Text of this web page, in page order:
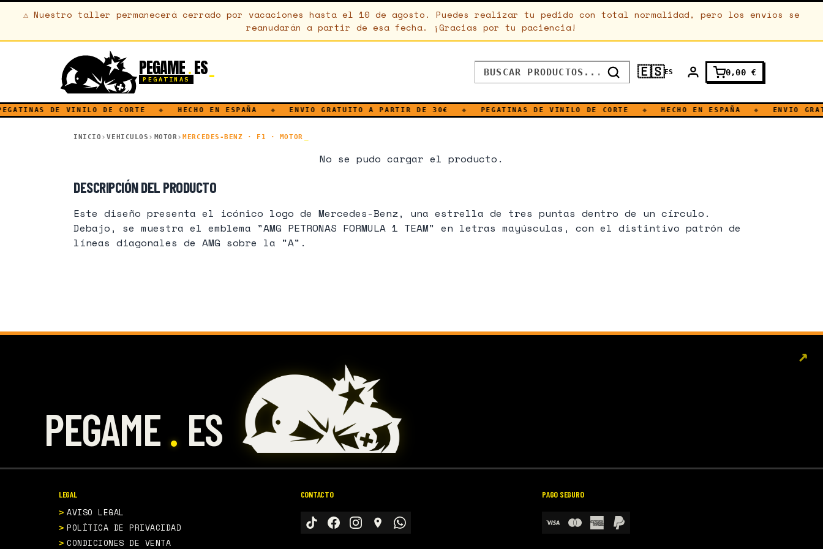
⚠ Nuestro taller permanecerá cerrado por vacaciones hasta el 10 de agosto. Puedes realizar tu pedido con total normalidad, pero los envíos se
reanudarán a partir de esa fecha. ¡Gracias por tu paciencia!
PEGAME.ES
PEGATINAS 🇪🇸ES 0,00 €
DE VINILO DE CORTE HECHO EN ESPAÑA ENVIO GRATUITO A PARTIR DE 30€ PEGATINAS DE VINILO DE CORTE HECHO EN ESPAÑA ENVIO
INICIO VEHICULOS MOTOR MERCEDES-BENZ · F1 · MOTOR
No se pudo cargar el producto.
DESCRIPCIÓN DEL PRODUCTO
Este diseño presenta el icónico logo de Mercedes-Benz, una estrella de tres puntas dentro de un círculo.
Debajo, se muestra el emblema "AMG PETRONAS FORMULA 1 TEAM" en letras mayúsculas, con el distintivo patrón de
líneas diagonales de AMG sobre la "A".
PEGAME. ES
↗
LEGAL
AVISO LEGAL
POLÍTICA DE PRIVACIDAD
CONDICIONES DE VENTA
CONTACTO PAGO SEGURO